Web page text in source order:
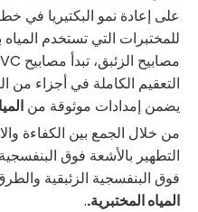
على إعادة نمو البكتيريا في
للمختبرات التي تستخدم
التعقيم الكاملة في أجزاء من
يضمن إمدادات موثوقة من
من خلال الجمع بين الكفاءة
فوق البنفسجية الزئبقية
المياه المختبرية..